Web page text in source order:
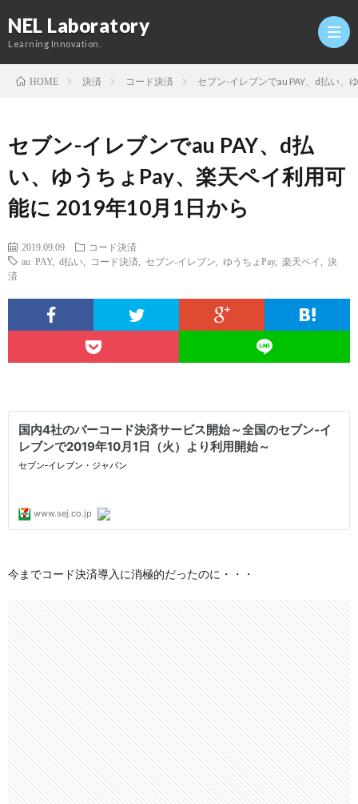
NEL Laboratory
Learning Innovation.
HOME 決済 コード決済 セブン-イレブンでau PAY、d払い、
セブン-イレブンでau PAY、d払
い、ゆうちょPay、楽天ペイ利用可
能に 2019年10月1日から
2019.09.09
コード決済
au PAY, d払い コード決済 セブン-イレブン ゆうちょPay, 楽天ペイ
決
済
今までコード決済導入に消極的だったのに・・・